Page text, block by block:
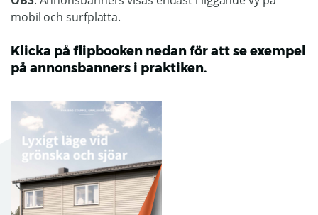
mobil och surfplatta.
Klicka på flipbooken nedan för att se exempel
på annonsbanners i praktiken.